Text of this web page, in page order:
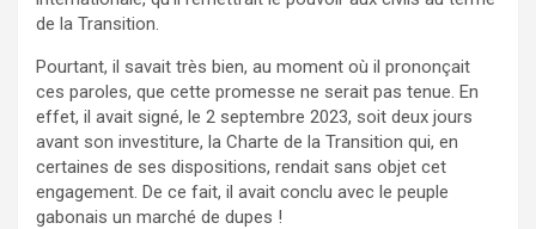
de la Transition.
Pourtant, il savait très bien, au moment où il prononçait
ces paroles, que cette promesse ne serait pas tenue. En
effet, il avait signé, le 2 septembre 2023, soit deux jours
avant son investiture, la Charte de la Transition qui, en
certaines de ses dispositions, rendait sans objet cet
engagement. De ce fait, il avait conclu avec le peuple
gabonais un marché de dupes !